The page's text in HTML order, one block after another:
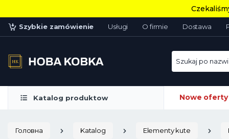
Szybkie zamówienie Usługi O firmie Dostawa
Szukaj po
Katalog produktow Nowe oferty
Головна Katalog Elementy kute